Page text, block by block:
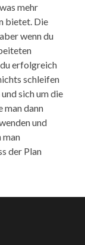
mehr
bietet. Die
wenn du
du erfolgreich
schleifen
sich um die
man dann
und
man
der Plan